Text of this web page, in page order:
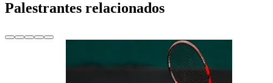
Palestrantes relacionados